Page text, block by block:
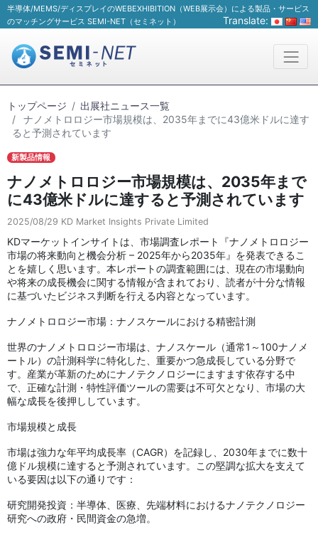
半導体/MEMS/ディスプレイのWEBEXHIBITION（WEB展示会）による製品・サービス
のマッチングサービス SEMI-NET（セミネット）
Translate:
トップページ
出展社ニュース一覧
ナノメトロロジー市場規模は、2035年までに43億米ドルに達す
ると予測されています
新製品情報
ナノメトロロジー市場規模は、2035年まで
に43億米ドルに達すると予測されています
2025/08/29 KD Market Insights Private Limited
KDマーケットインサイトは、市場調査レポート『ナノメトロロジー
市場の将来動向と機会分析 – 2025年から2035年』を発表できるこ
とを嬉しく思います。本レポートの調査範囲には、現在の市場動向
や将来の成長機会に関する情報が含まれており、読者が十分な情報
に基づいたビジネス判断を行える内容となっています。
ナノメトロロジー市場：ナノスケールにおける精密計測
世界のナノメトロロジー市場は、ナノスケール（通常1～100ナノメ
ートル）の計測科学に特化した、重要かつ急成長している分野で
す。産業が革新のためにナノテクノロジーにますます依存する中
で、正確な計測・特性評価ツールの需要は不可欠となり、市場の大
幅な成長を後押ししています。
市場規模と成長
市場は強力な年平均成長率（CAGR）を記録し、2030年までに数十
億ドル規模に達すると予測されています。この堅調な拡大を支えて
いる要因は以下の通りです：
研究開発投資：半導体、医療、先端材料におけるナノテクノロジー
研究への政府・民間資金の急増。